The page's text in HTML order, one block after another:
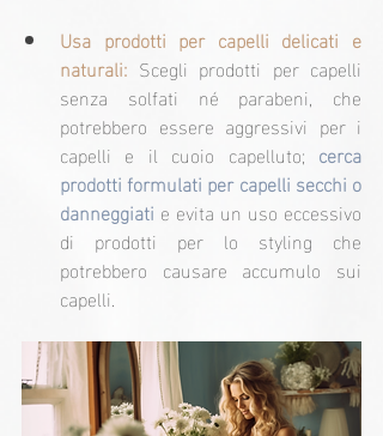
Usa prodotti per capelli delicati e
naturali: Scegli prodotti per capelli
senza solfati né parabeni, che
potrebbero essere aggressivi per i
capelli e il cuoio capelluto; cerca
prodotti formulati per capelli secchi o
danneggiati e evita un uso eccessivo
di prodotti per lo styling che
potrebbero causare accumulo sui
capelli.